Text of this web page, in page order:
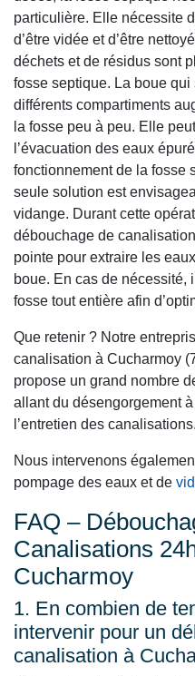
particulière. Elle nécessite
d’être vidée et d’être
déchets et de résidus sont
fosse septique. La boue qui
différents compartiments
la fosse peu à peu. Elle
l’évacuation des eaux
fonctionnement de la fosse
seule solution est
vidange. Durant cette
débouchage de
pointe pour extraire les
boue. En cas de nécessité,
fosse tout entière afin
Que retenir ? Notre
canalisation à Cucharmoy
propose un grand nombre
allant du désengorgement
l’entretien des canalisations.
Nous intervenons
pompage des eaux et de
FAQ –
Canalisations
Cucharmoy
1. En combien de
intervenir pour un
canalisation à